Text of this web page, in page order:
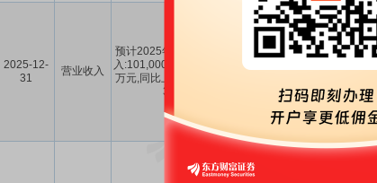
2025-12-
31
营业收入
预计2025年1-12月营业收
入:101,000万元至106,100
万元,同比上年变动:-2%至
3%。
-2%～3%